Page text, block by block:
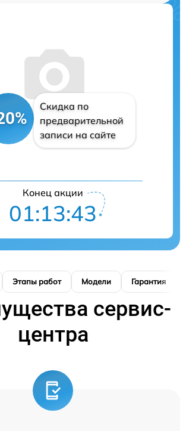
Скидка по
предварительной
записи на сайте
Конец акции
01:13:42
Этапы работ Модели Гарантия
сервис-
центра